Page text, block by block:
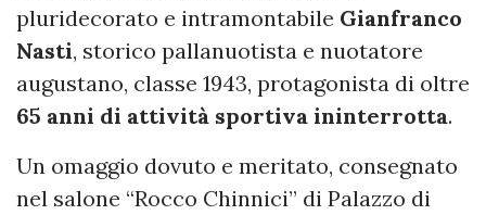
pluridecorato e intramontabile Gianfranco
Nasti, storico pallanuotista e nuotatore
augustano, classe 1943, protagonista di oltre
65 anni di attività sportiva ininterrotta.
Un omaggio dovuto e meritato, consegnato
nel salone “Rocco Chinnici” di Palazzo di